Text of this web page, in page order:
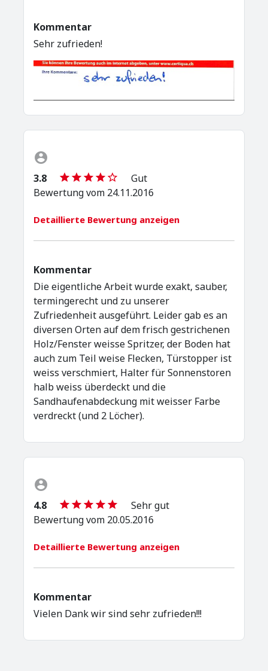
Kommentar
Sehr zufrieden!
3.8
Gut
Bewertung vom 24.11.2016
Detaillierte Bewertung anzeigen
Kommentar
Die eigentliche Arbeit wurde exakt, sauber,
termingerecht und zu unserer
Zufriedenheit ausgeführt. Leider gab es an
diversen Orten auf dem frisch gestrichenen
Holz/Fenster weisse Spritzer, der Boden hat
auch zum Teil weise Flecken, Türstopper ist
weiss verschmiert, Halter für Sonnenstoren
halb weiss überdeckt und die
Sandhaufenabdeckung mit weisser Farbe
verdreckt (und 2 Löcher).
4.8
Sehr gut
Bewertung vom 20.05.2016
Detaillierte Bewertung anzeigen
Kommentar
Vielen Dank wir sind sehr zufrieden!!!